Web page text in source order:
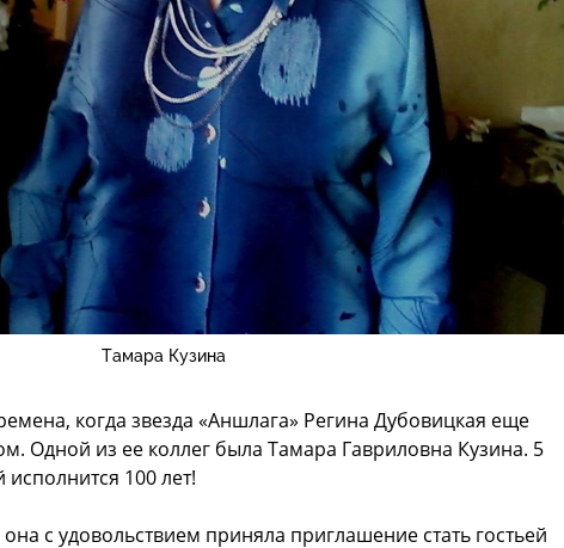
Тамара Кузина
когда звезда «Аншлага» Регина Дубовицкая еще
Одной из ее коллег была Тамара Гавриловна Кузина. 5
100 лет!
с удовольствием приняла приглашение стать гостьей